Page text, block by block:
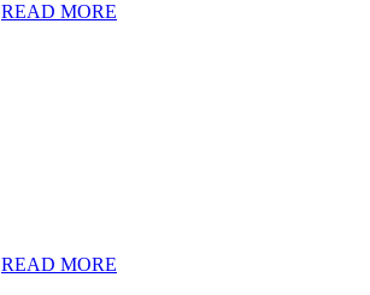
READ MORE
READ MORE